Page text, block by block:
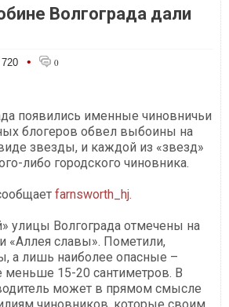
Волгограда дали
720 • 0
появились именные чиновничьи
блогеров обвел выбоины на
звезды, и каждой из «звезд»
либо городского чиновника.
farnsworth_hj.
улицы Волгограда отмечены на
«Аллея славы». Пометили,
а лишь наиболее опасные –
меньше 15-20 сантиметров. В
может в прямом смысле